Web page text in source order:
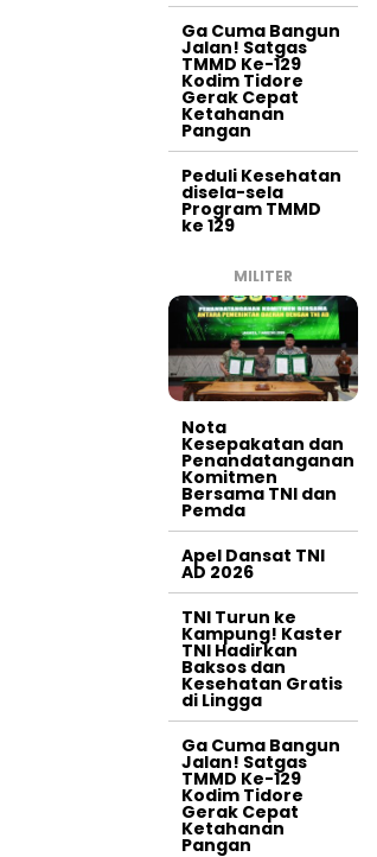
Ga Cuma Bangun
Jalan! Satgas
TMMD Ke-129
Kodim Tidore
Gerak Cepat
Ketahanan
Pangan
Peduli Kesehatan
disela-sela
Program TMMD
ke 129
MILITER
Nota
Kesepakatan dan
Penandatanganan
Komitmen
Bersama TNI dan
Pemda
Apel Dansat TNI
AD 2026
TNI Turun ke
Kampung! Kaster
TNI Hadirkan
Baksos dan
Kesehatan Gratis
di Lingga
Ga Cuma Bangun
Jalan! Satgas
TMMD Ke-129
Kodim Tidore
Gerak Cepat
Ketahanan
Pangan